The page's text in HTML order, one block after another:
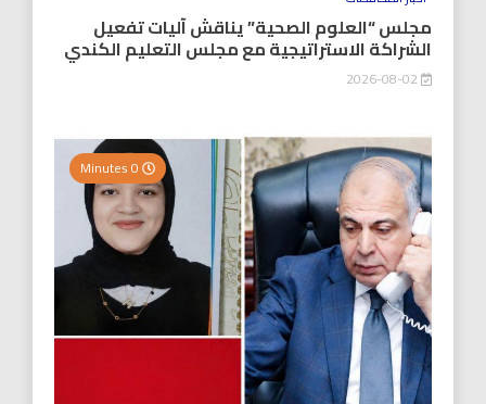
مجلس “العلوم الصحية” يناقش آليات تفعيل
الشراكة الاستراتيجية مع مجلس التعليم الكندي